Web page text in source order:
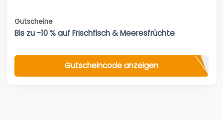
Gutscheine
Bis zu -10 % auf Frischfisch & Meeresfrüchte
Gutscheincode anzeigen